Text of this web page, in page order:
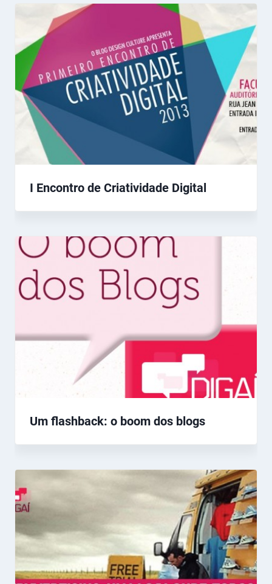
I Encontro de Criatividade Digital
Um flashback: o boom dos blogs